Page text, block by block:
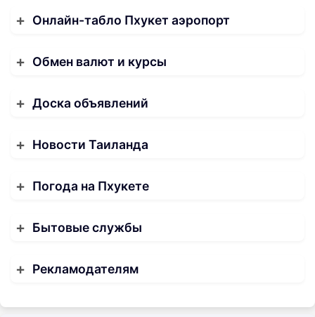
Онлайн-табло Пхукет аэропорт
Обмен валют и курсы
Доска объявлений
Новости Таиланда
Погода на Пхукете
Бытовые службы
Рекламодателям